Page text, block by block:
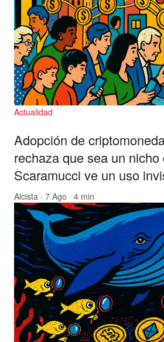
Actualidad
Adopción de
rechaza que sea un
Scaramucci ve un uso
Alcista · 7 Ago · 4 min